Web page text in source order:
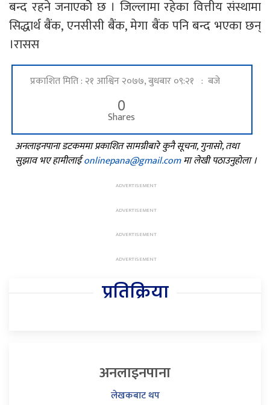
बन्द रहने जनाएकोे छ । जिल्लामा रहेका वित्तीय संस्थामा
सिद्धार्थ बैंक, एनसीसी बैंक, मेगा बैंक पनि बन्द भएका छन्
।रासस
प्रकाशित मिति : २१ आश्विन २०७७, बुधबार ०९:२१ : बजे
0
Shares
अनलाइनपाना डटकममा प्रकाशित सामग्रीबारे कुनै सूचना, गुनासो, तथा
सुझाव भए हामीलाईonlinepana@gmail.comमा लेखी पठाउनुहोला ।
प्रतिक्रिया
अनलाइनपाना
लेखकबाट थप